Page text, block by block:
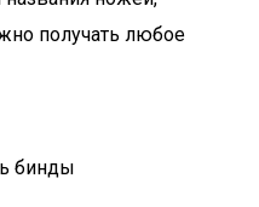
получать любое
бинды